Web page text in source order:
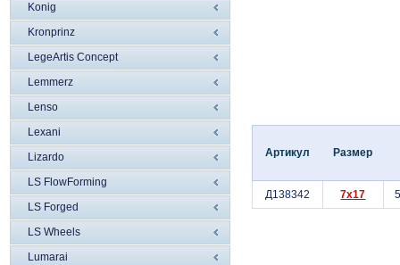
Konig
Kronprinz
LegeArtis Concept
Lemmerz
Lenso
Lexani
Lizardo
LS FlowForming
LS Forged
LS Wheels
Lumarai
Артикул Размер
Д138342 7x17